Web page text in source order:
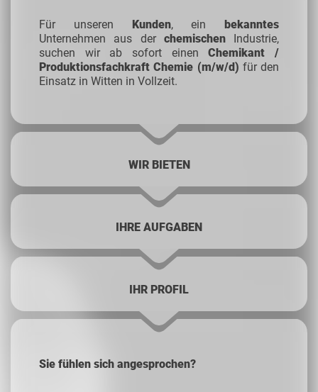
Für unseren Kunden, ein bekanntes
Unternehmen aus der chemischen Industrie,
suchen wir ab sofort einenChemikant /
Produktionsfachkraft Chemie (m/w/d) für den
Einsatz in Witten in Vollzeit.
WIR BIETEN
IHRE AUFGABEN
IHR PROFIL
Sie fühlen sich angesprochen?